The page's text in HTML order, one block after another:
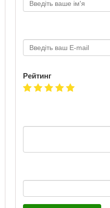
Рейтинг